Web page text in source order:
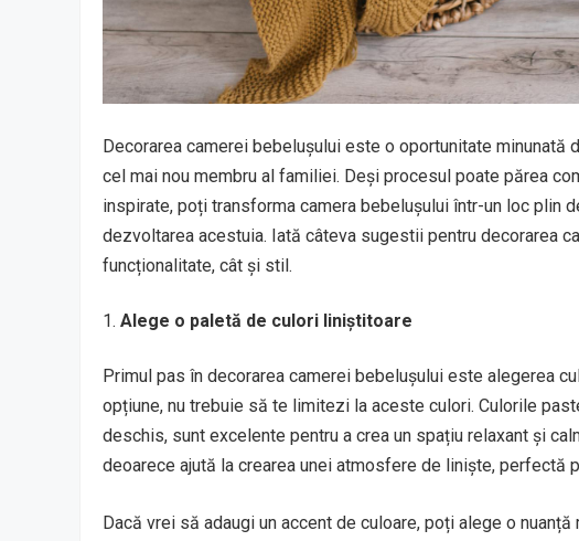
Decorarea camerei bebelușului este o oportunitate
cel mai nou membru al familiei. Deși procesul poate părea
inspirate, poți transforma camera bebelușului într-un loc plin
dezvoltarea acestuia. Iată câteva sugestii pentru decorarea
funcționalitate, cât și stil.
Alege o paletă de culori liniștitoare
Primul pas în decorarea camerei bebelușului este alegerea
opțiune, nu trebuie să te limitezi la aceste culori. Culorile
deschis, sunt excelente pentru a crea un spațiu relaxant și
deoarece ajută la crearea unei atmosfere de liniște, perfectă
Dacă vrei să adaugi un accent de culoare, poți alege o